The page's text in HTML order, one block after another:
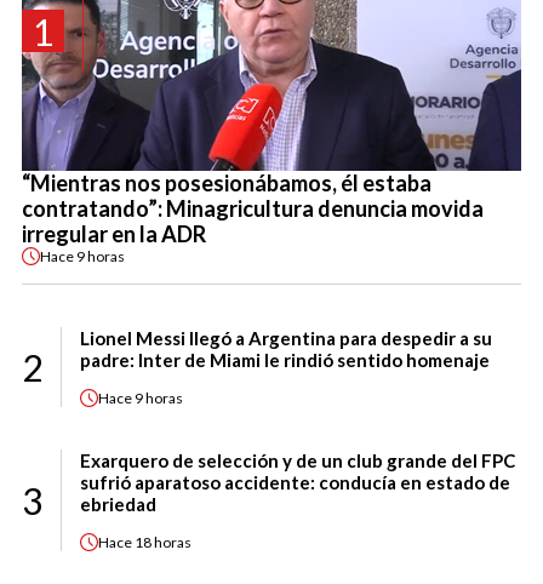
1
“Mientras nos posesionábamos, él estaba
contratando”: Minagricultura denuncia movida
irregular en la ADR
Hace 9 horas
2
Lionel Messi llegó a Argentina para despedir a su
padre: Inter de Miami le rindió sentido homenaje
Hace 9 horas
3
Exarquero de selección y de un club grande del FPC
sufrió aparatoso accidente: conducía en estado de
ebriedad
Hace 18 horas